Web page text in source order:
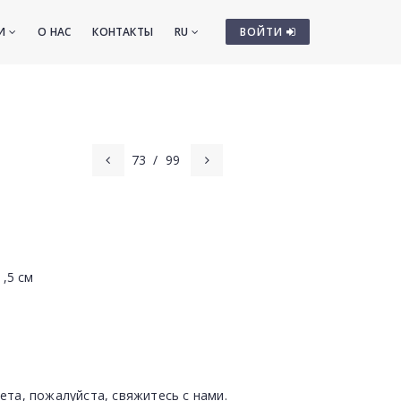
ВОЙТИ
О НАС КОНТАКТЫ RU
73 / 99
см
пожалуйста, свяжитесь с нами.